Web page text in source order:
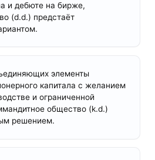
и дебюте на бирже,
(d.d.) предстаёт
элементы
капитала с желанием
и ограниченной
общество (k.d.)
решением.